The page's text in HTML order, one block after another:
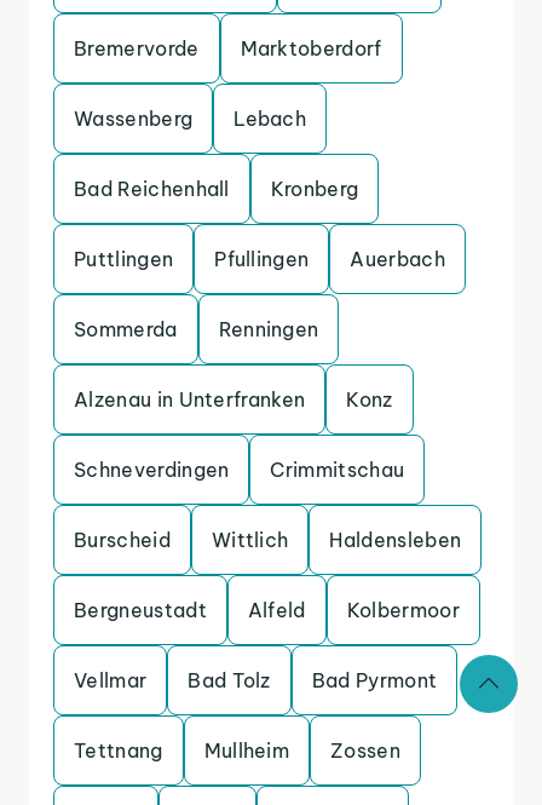
Bremervorde Marktoberdorf
Wassenberg Lebach
Bad Reichenhall Kronberg
Puttlingen Pfullingen Auerbach
Sommerda Renningen
Alzenau in Unterfranken Konz
Schneverdingen Crimmitschau
Burscheid Wittlich Haldensleben
Bergneustadt Alfeld Kolbermoor
Vellmar Bad Tolz Bad Pyrmont
Tettnang Mullheim Zossen